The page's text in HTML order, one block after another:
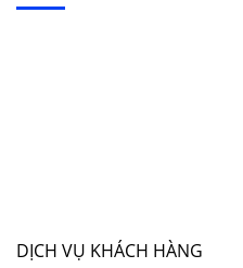
DỊCH VỤ KHÁCH HÀNG